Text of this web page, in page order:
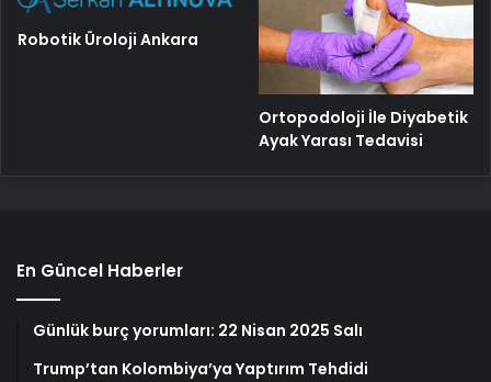
Robotik Üroloji Ankara
Ortopodoloji İle Diyabetik
Ayak Yarası Tedavisi
En Güncel Haberler
Günlük burç yorumları: 22 Nisan 2025 Salı
Trump’tan Kolombiya’ya Yaptırım Tehdidi